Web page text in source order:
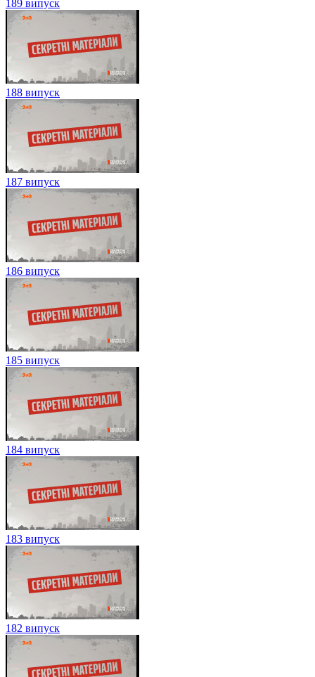
189 випуск
188 випуск
187 випуск
186 випуск
185 випуск
184 випуск
183 випуск
182 випуск